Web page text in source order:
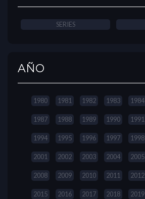
SERIES
AÑO
1980 1981 1982 1983 1984
1987 1988 1989 1990 1991
1994 1995 1996 1997 1998
2001 2002 2003 2004 2005
2008 2009 2010 2011 2012
2015 2016 2017 2018 2019